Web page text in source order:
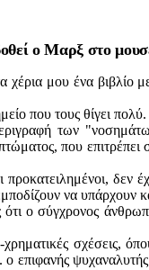
ο Μαρξ στο
μου ένα βιβλίο
που τους θίγει
των
που επιτρέπει
προκατειλημένοι, δεν
να υπάρχουν
ο σύγχρονος
σχέσεις,
επιφανής